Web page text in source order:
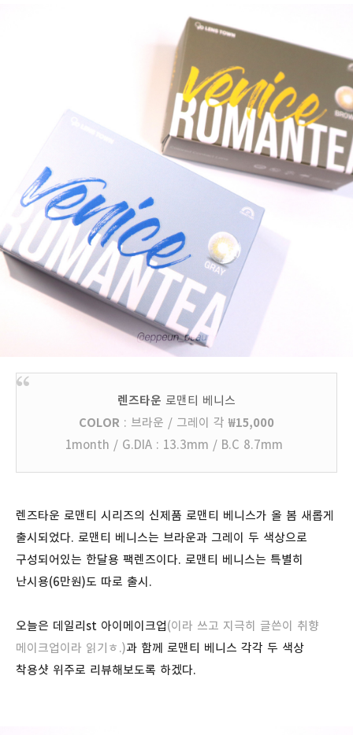
렌즈타운 로맨티 베니스
COLOR : 브라운 / 그레이 각 ₩15,000
1month / G.DIA : 13.3mm / B.C 8.7mm
렌즈타운 로맨티 시리즈의 신제품 로맨티 베니스가 올 봄 새롭게
출시되었다. 로맨티 베니스는 브라운과 그레이 두 색상으로
구성되어있는 한달용 팩렌즈이다. 로맨티 베니스는 특별히
난시용(6만원)도 따로 출시.
오늘은 데일리st 아이메이크업(이라 쓰고 지극히 글쓴이 취향
메이크업이라 읽기ㅎ.)과 함께 로맨티 베니스 각각 두 색상
착용샷 위주로 리뷰해보도록 하겠다.